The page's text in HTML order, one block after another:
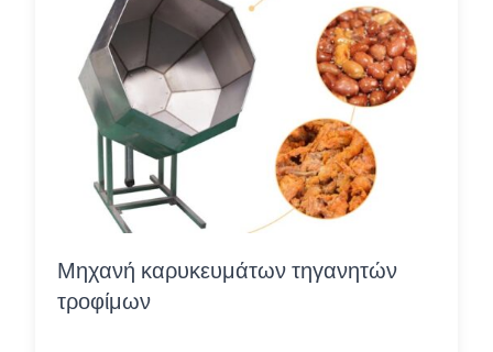
Μηχανή καρυκευμάτων τηγανητών
τροφίμων